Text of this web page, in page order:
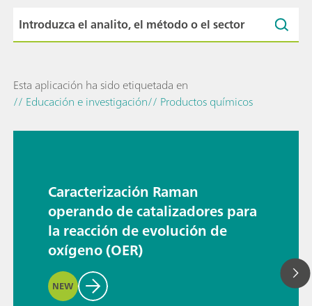
Esta aplicación ha sido etiquetada en
// Educación e investigación// Productos químicos
Caracterización Raman
operando de catalizadores para
la reacción de evolución de
oxígeno (OER)
NEW